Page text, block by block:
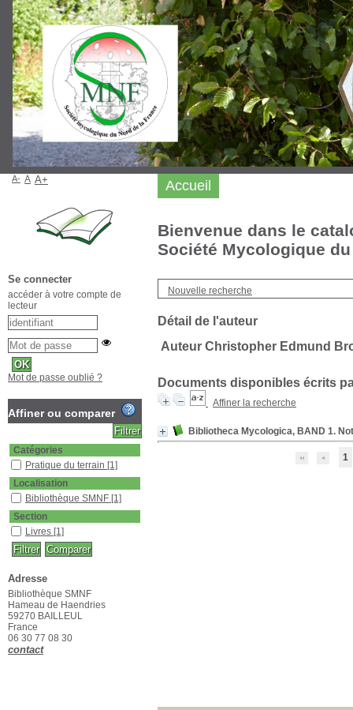
Bienvenue dans le
Société Mycologique
Nouvelle recherche
Détail de l'auteur
Auteur Christopher Edmund
Documents disponibles écrits
Affiner la recherche
Bibliotheca Mycologica, BAND 1.
1
Accueil
A- A A+
Se connecter
accéder à votre compte de
lecteur
Mot de passe oublié ?
Affiner ou comparer
Catégories
Pratique du terrain [1]
Localisation
Bibliothèque SMNF [1]
Section
Livres [1]
Adresse
Bibliothèque SMNF
Hameau de Haendries
59270 BAILLEUL
France
06 30 77 08 30
contact